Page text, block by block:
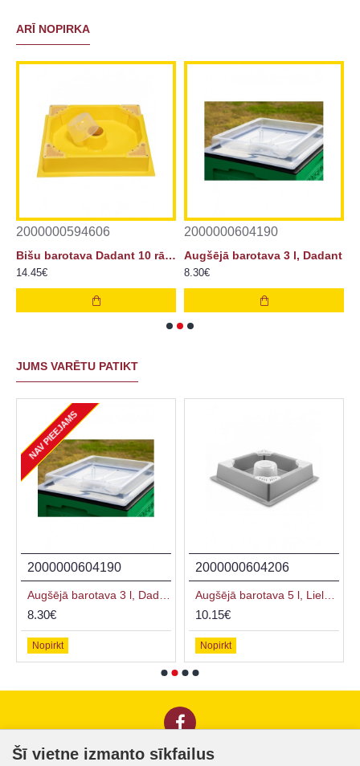
ARĪ NOPIRKA
2000000594606
Bišu barotava Dadant 10 rāmju stropiem
14.45€
2000000604190
Augšējā barotava 3 l, Dadant
8.30€
JUMS VARĒTU PATIKT
NAV PIEEJAMS
2000000604190
8.30€
Nopirkt
2000000604206
10.15€
Nopirkt
Šī vietne izmanto sīkfailus